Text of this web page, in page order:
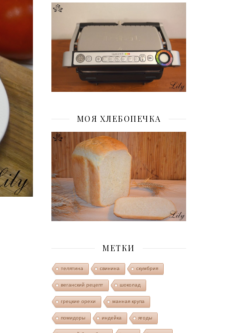
МОЯ ХЛЕБОПЕЧКА
МЕТКИ
телятина свинина скумбрия
веганский рецепт шоколад
грецкие орехи манная крупа
помидоры индейка ягоды